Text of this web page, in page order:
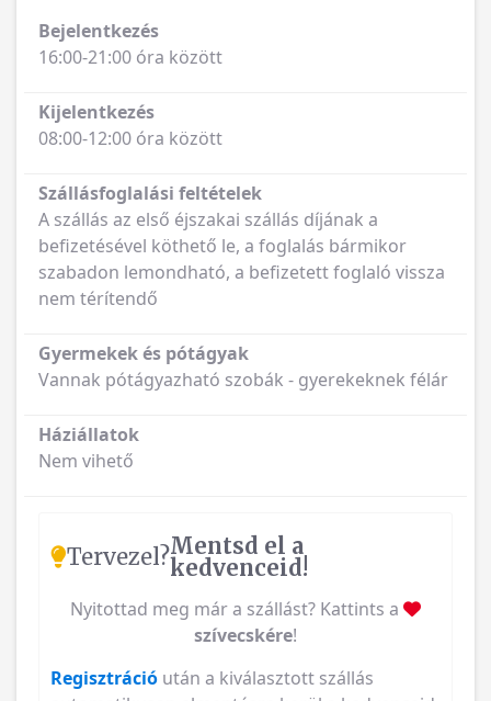
Bejelentkezés
16:00-21:00 óra között
Kijelentkezés
08:00-12:00 óra között
Szállásfoglalási feltételek
A szállás az első éjszakai szállás díjának a
befizetésével köthető le, a foglalás bármikor
szabadon lemondható, a befizetett foglaló vissza
nem térítendő
Gyermekek és pótágyak
Vannak pótágyazható szobák - gyerekeknek félár
Háziállatok
Nem vihető
Tervezel?Mentsd el a
kedvenceid!
Nyitottad meg már a szállást? Kattints a
szívecskére!
Regisztráció után a kiválasztott szállás